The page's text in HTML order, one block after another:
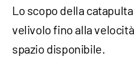
Lo scopo della
velivolo fino alla
spazio disponibile.